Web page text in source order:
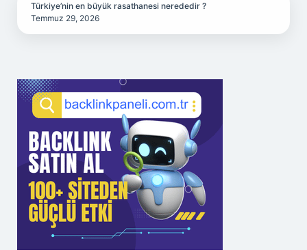
Türkiye’nin en büyük rasathanesi nerededir ?
Temmuz 29, 2026